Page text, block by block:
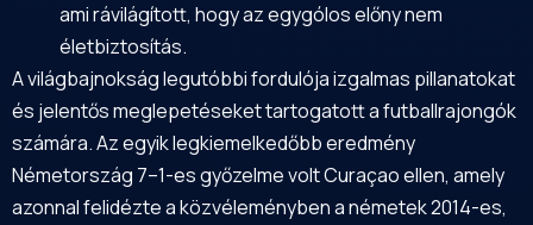
ami rávilágított, hogy az egygólos előny nem
életbiztosítás.
A világbajnokság legutóbbi fordulója izgalmas pillanatokat
és jelentős meglepetéseket tartogatott a futballrajongók
számára. Az egyik legkiemelkedőbb eredmény
Németország 7–1-es győzelme volt Curaçao ellen, amely
azonnal felidézte a közvéleményben a németek 2014-es,